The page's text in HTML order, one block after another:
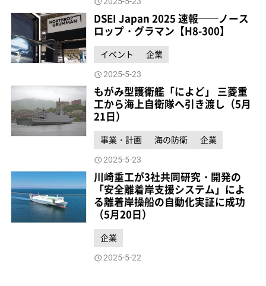
DSEI Japan 2025 速報──ノース
ロップ・グラマン【H8-300】
イベント 企業
2025-5-23
もがみ型護衛艦「によど」 三菱重
工から海上自衛隊へ引き渡し（5月
21日）
事業・計画 海の防衛 企業
2025-5-23
川崎重工が3社共同研究・開発の
「安全離着岸支援システム」によ
る離着岸操船の自動化実証に成功
（5月20日）
企業
2025-5-22